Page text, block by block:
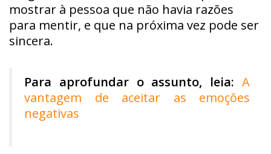
mostrar à pessoa que não havia razões
para mentir, e que na próxima vez pode ser
sincera.
Para aprofundar o assunto, leia: A
vantagem de aceitar as emoções
negativas